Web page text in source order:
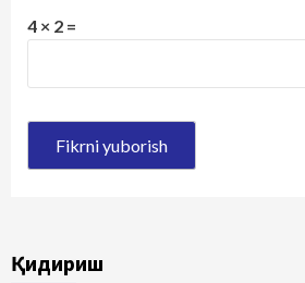
4 × 2 =
Қидириш